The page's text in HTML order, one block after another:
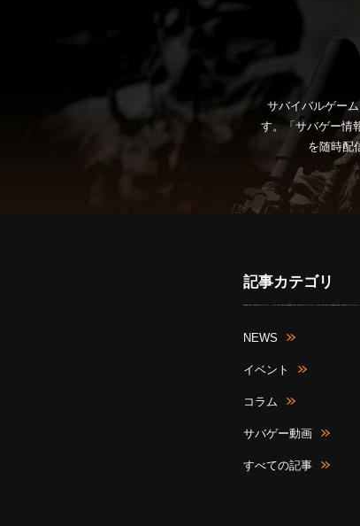
サバイバルゲー
す。「サバゲー情
を随時配
記事カテゴリ
NEWS
イベント
コラム
サバゲー動画
すべての記事